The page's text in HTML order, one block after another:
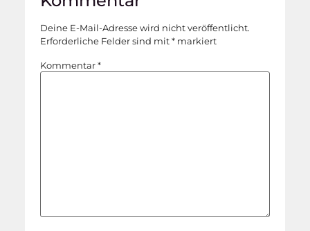
Deine E-Mail-Adresse wird nicht veröffentlicht.
Erforderliche Felder sind mit* markiert
Kommentar*